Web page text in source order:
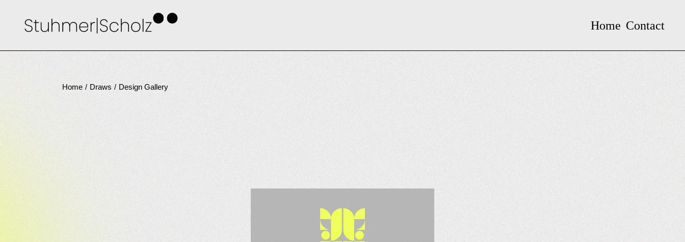
content
Home Contact
Home Draws Design Gallery